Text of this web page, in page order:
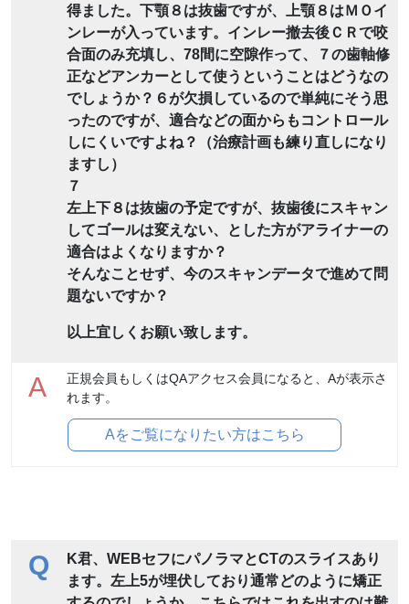
得ました。下顎８は抜歯ですが、上顎８はＭＯイ
ンレーが入っています。インレー撤去後ＣＲで咬
合面のみ充填し、78間に空隙作って、７の歯軸修
正などアンカーとして使うということはどうなの
でしょうか？６が欠損しているので単純にそう思
ったのですが、適合などの面からもコントロール
しにくいですよね？（治療計画も練り直しになり
ますし）
７
左上下８は抜歯の予定ですが、抜歯後にスキャン
してゴールは変えない、とした方がアライナーの
適合はよくなりますか？
そんなことせず、今のスキャンデータで進めて問
題ないですか？
以上宜しくお願い致します。
A
正規会員もしくはQAアクセス会員になると、Aが表示さ
れます。
Aをご覧になりたい方はこちら
Q
K君、WEBセフにパノラマとCTのスライスあり
ます。左上5が埋伏しており通常どのように矯正